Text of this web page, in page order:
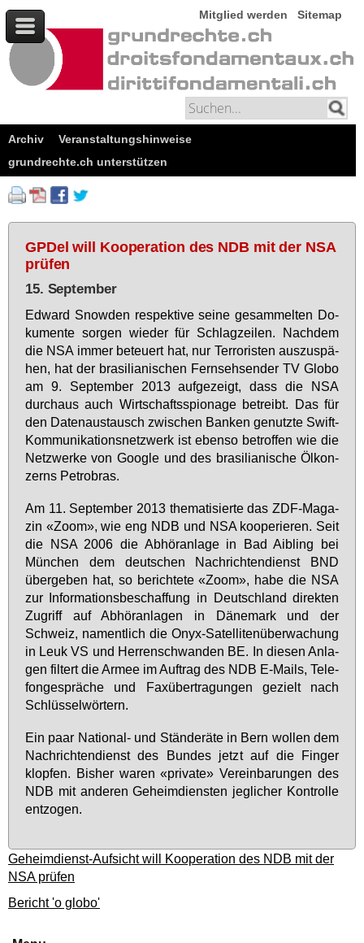
Mitglied werden Sitemap
Archiv
Veranstaltungshinweise
grundrechte.ch unterstützen
GPDel will Kooperation des NDB mit der NSA
prüfen
15. September
Ed­ward Snow­den re­spek­ti­ve sei­ne ge­sam­mel­ten Do­
ku­men­te sor­gen wie­der für Schlag­zei­len. Nach­dem
die NSA im­mer be­teu­ert hat, nur Ter­ro­ris­ten aus­zu­spä­
hen, hat der bra­si­lia­ni­schen Fern­seh­sen­der TV Glo­bo
am 9. Sep­tem­ber 2013 auf­ge­zeigt, dass die NSA
durch­aus auch Wirt­schafts­spio­na­ge be­treibt. Das für
den Da­ten­aus­tausch zwi­schen Ban­ken ge­nutz­te Swift-
Kom­mu­ni­ka­ti­ons­netz­werk ist eben­so be­trof­fen wie die
Netz­wer­ke von Goog­le und des bra­si­lia­ni­sche Öl­kon­
zerns Pe­tro­bras.
Am 11. Sep­tem­ber 2013 the­ma­ti­sier­te das ZDF-Ma­ga­
zin «Zoom», wie eng NDB und NSA ko­ope­rie­ren. Seit
die NSA 2006 die Ab­hör­an­la­ge in Bad Ai­b­ling bei
Mün­chen dem deut­schen Nach­rich­ten­dienst BND
über­ge­ben hat, so be­rich­te­te «Zoom», ha­be die NSA
zur In­for­ma­ti­ons­be­schaf­fung in Deutsch­land di­rek­ten
Zu­griff auf Ab­hör­an­la­gen in Dä­ne­mark und der
Schweiz, na­ment­lich die Onyx-Sa­tel­li­ten­über­wa­chung
in Leuk VS und Her­ren­schwan­den BE. In die­sen An­la­
gen fil­tert die Ar­mee im Auf­trag des NDB E-Mails, Te­le­
fon­ge­sprä­che und Fa­x­über­tra­gun­gen ge­zielt nach
Schlüs­sel­wör­tern.
Ein paar Na­tio­nal- und Stän­de­rä­te in Bern wol­len dem
Nach­rich­ten­dienst des Bun­des jetzt auf die Fin­ger
klop­fen. Bis­her wa­ren «pri­va­te» Ver­ein­ba­run­gen des
NDB mit an­de­ren Ge­heim­diens­ten jeg­li­cher Kon­trol­le
ent­zo­gen.
Geheimdienst-Aufsicht will Kooperation des NDB mit der
NSA prüfen
Bericht 'o globo'